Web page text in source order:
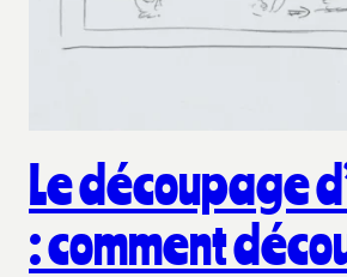
Le découpage
: comment